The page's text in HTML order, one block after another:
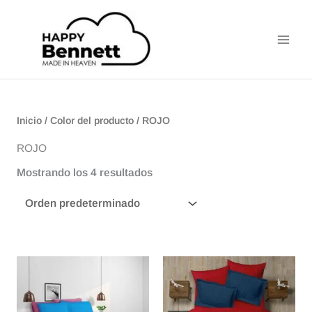
contenido
Inicio/ Color del producto / ROJO
ROJO
Mostrando los 4 resultados
de
precios:
desde
Este
producto
tiene